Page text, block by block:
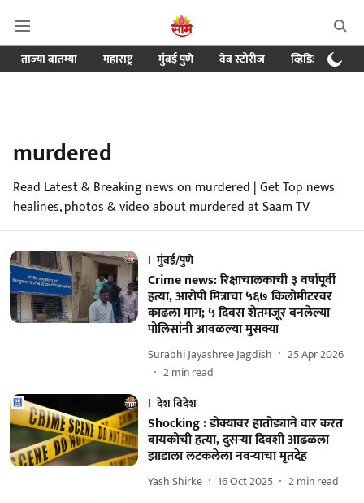
ताज्या बातम्या महाराष्ट्र मुंबई पुणे वेब स्टोरीज व्हिडिओ
murdered
Read Latest & Breaking news on murdered | Get Top news
healines, photos & video about murdered at Saam TV
मुंबई/पुणे
Crime news: रिक्षाचालकाची ३ वर्षांपूर्वी
हत्या, आरोपी मित्राचा ५६७ किलोमीटरवर
काढला माग; ५ दिवस शेतमजूर बनलेल्या
पोलिसांनी आवळल्या मुसक्या
Surabhi Jayashree Jagdish
25 Apr 2026
2min read
देश विदेश
Shocking : डोक्यावर हातोड्याने वार करत
बायकोची हत्या, दुसऱ्या दिवशी आढळला
झाडाला लटकलेला नवऱ्याचा मृतदेह
Yash Shirke 16 Oct 2025 2min read